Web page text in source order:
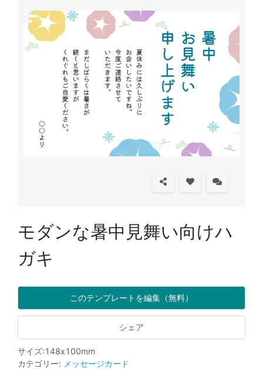
モダンな暑中見舞い向けハ
ガキ
このテンプレートを編集（無料）
シェア
サイズ:148x100mm
カテゴリー: メッセージカード